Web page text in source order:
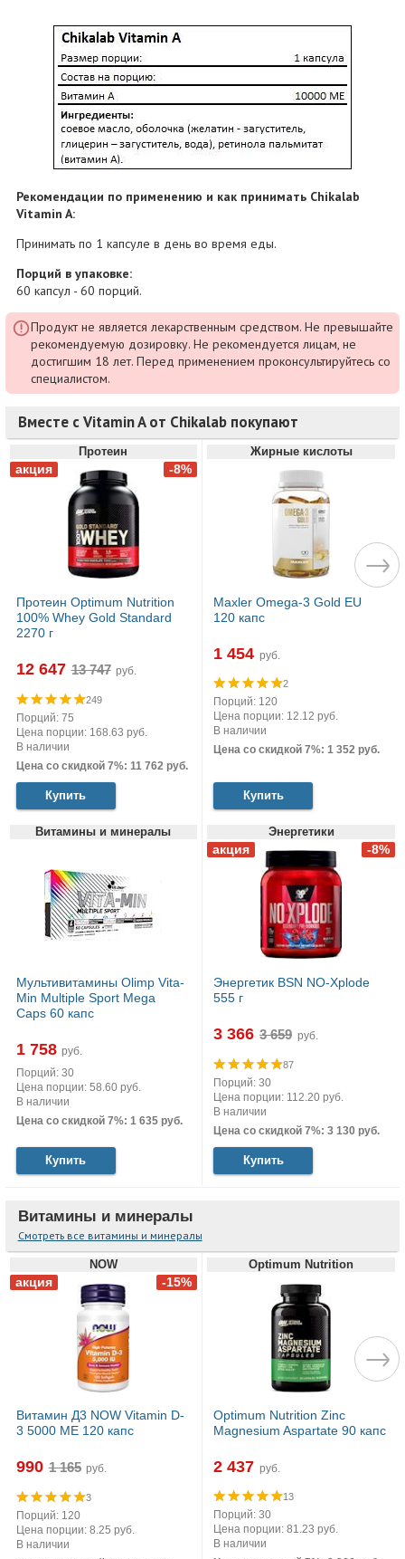
Рекомендации по применению и как принимать Chikalab
Vitamin A:
Принимать по 1 капсуле в день во время еды.
Порций в упаковке:
60 капсул - 60 порций.
Продукт не является лекарственным средством. Не превышайте
рекомендуемую дозировку. Не рекомендуется лицам, не
достигшим 18 лет. Перед применением проконсультируйтесь со
специалистом.
Вместе с Vitamin A от Chikalab покупают
Протеин
Протеин Optimum Nutrition
100% Whey Gold Standard
2270 г
12 647 руб.
249
Порций: 75
Цена порции: 168.63 руб.
В наличии
Цена со скидкой 7%: 11 762 руб.
Купить
Жирные кислоты
Maxler Omega-3 Gold EU
120 капс
1 454 руб.
2
Порций: 120
Цена порции: 12.12 руб.
В наличии
Цена со скидкой 7%: 1 352 руб.
Купить
Витамины и минералы
Мультивитамины Olimp Vita-
Min Multiple Sport Mega
Caps 60 капс
1 758 руб.
Порций: 30
Цена порции: 58.60 руб.
В наличии
Цена со скидкой 7%: 1 635 руб.
Купить
Энергетики
Энергетик BSN NO-Xplode
555 г
3 366 руб.
87
Порций: 30
Цена порции: 112.20 руб.
В наличии
Цена со скидкой 7%: 3 130 руб.
Купить
Витамины и минералы
Смотреть все витамины и минералы
NOW
Витамин Д3 NOW Vitamin D-
3 5000 МЕ 120 капс
990 руб.
3
Порций: 120
Цена порции: 8.25 руб.
В наличии
Optimum Nutrition
Optimum Nutrition Zinc
Magnesium Aspartate 90 капс
2 437 руб.
13
Порций: 30
Цена порции: 81.23 руб.
В наличии